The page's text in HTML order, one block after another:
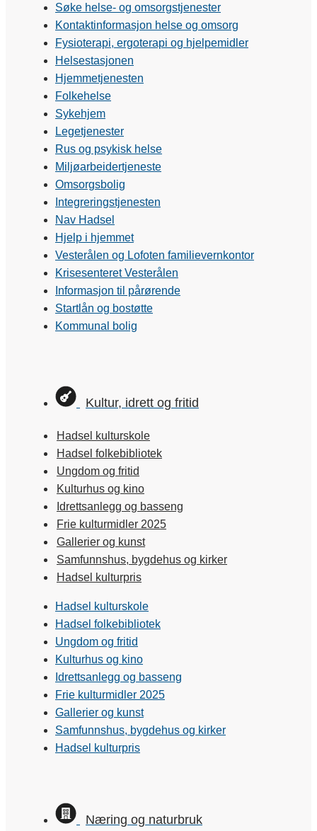
Søke helse- og omsorgstjenester
Kontaktinformasjon helse og omsorg
Fysioterapi, ergoterapi og hjelpemidler
Helsestasjonen
Hjemmetjenesten
Folkehelse
Sykehjem
Legetjenester
Rus og psykisk helse
Miljøarbeidertjeneste
Omsorgsbolig
Integreringstjenesten
Nav Hadsel
Hjelp i hjemmet
Vesterålen og Lofoten familievernkontor
Krisesenteret Vesterålen
Informasjon til pårørende
Startlån og bostøtte
Kommunal bolig
Kultur, idrett og fritid
Hadsel kulturskole
Hadsel folkebibliotek
Ungdom og fritid
Kulturhus og kino
Idrettsanlegg og basseng
Frie kulturmidler 2025
Gallerier og kunst
Samfunnshus, bygdehus og kirker
Hadsel kulturpris
Hadsel kulturskole
Hadsel folkebibliotek
Ungdom og fritid
Kulturhus og kino
Idrettsanlegg og basseng
Frie kulturmidler 2025
Gallerier og kunst
Samfunnshus, bygdehus og kirker
Hadsel kulturpris
Næring og naturbruk